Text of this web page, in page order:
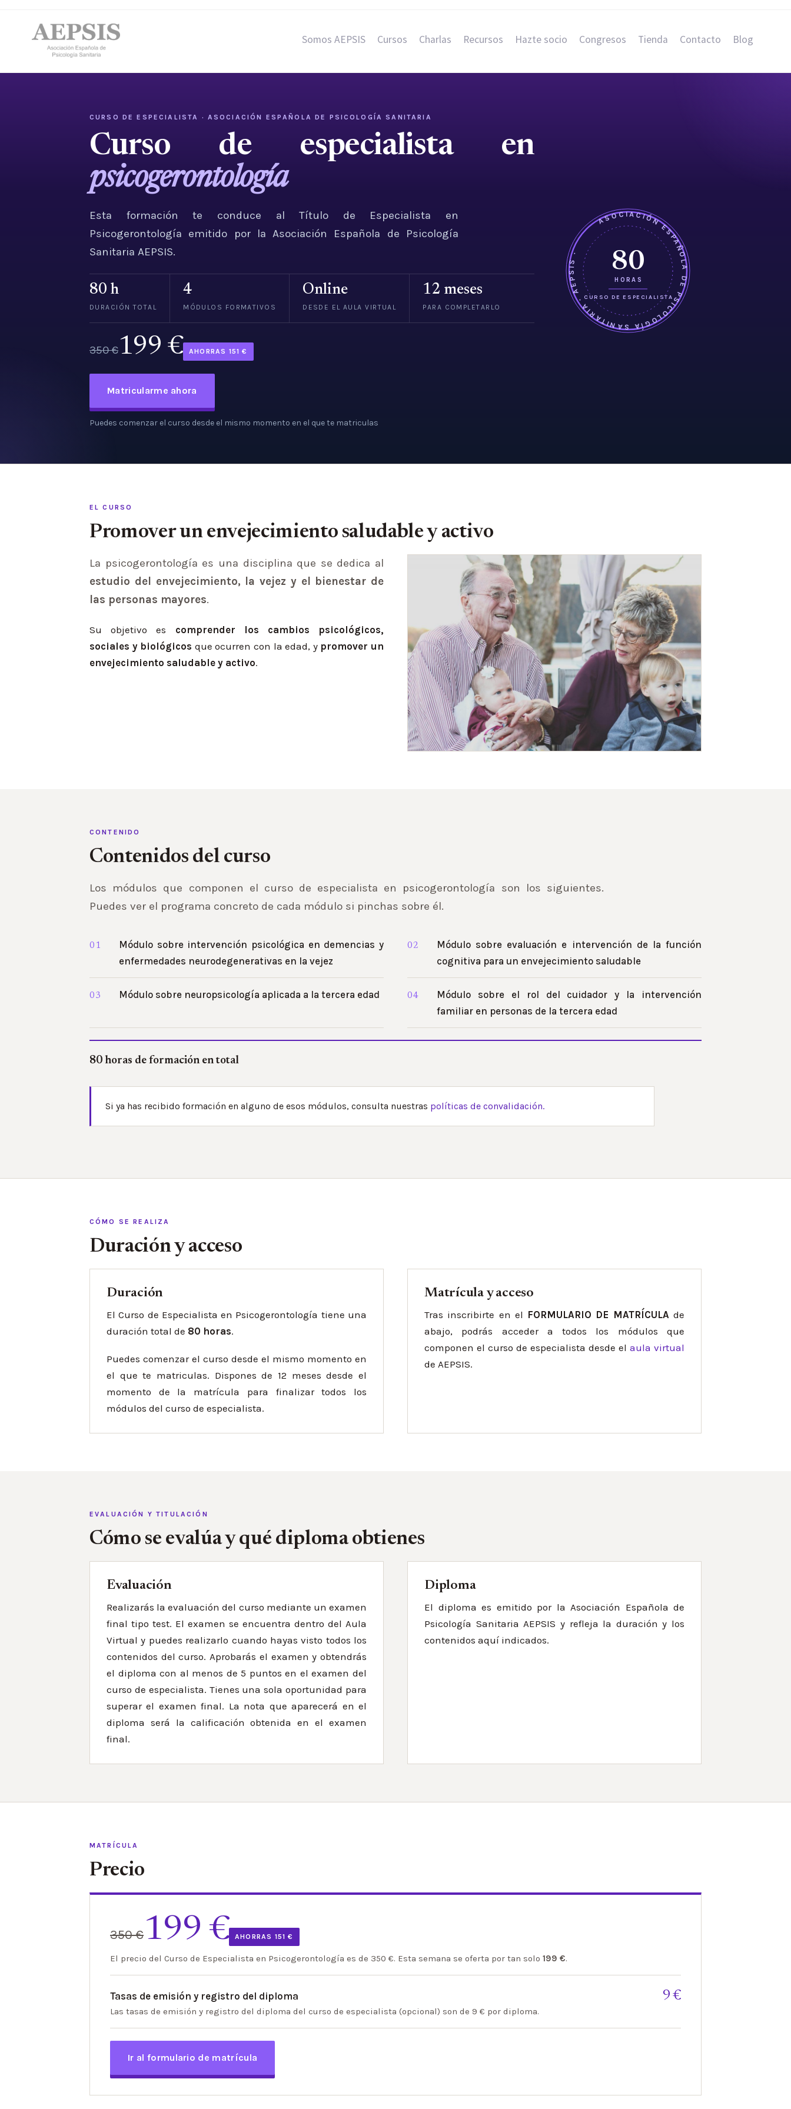
Somos AEPSIS Cursos Charlas Recursos Hazte socio Congresos Tienda Contacto Blog
CURSO DE ESPECIALISTA · ASOCIACIÓN ESPAÑOLA DE PSICOLOGÍA SANITARIA
Curso de especialista en
psicogerontología
Esta formación te conduce al Título de Especialista en
Psicogerontología emitido por la Asociación Española de Psicología
Sanitaria AEPSIS.
80 h
DURACIÓN TOTAL
4
MÓDULOS FORMATIVOS
Online
DESDE EL AULA VIRTUAL
12 meses
PARA COMPLETARLO
350 €199 € AHORRAS 151 €
Matricularme ahora
Puedes comenzar el curso desde el mismo momento en el que te matriculas
ASOCIACIÓN ESPAÑOLA DE PSICOLOGÍA SANITARIA · AEPSIS ·
80
HORAS
CURSO DE ESPECIALISTA
EL CURSO
Promover un envejecimiento saludable y activo
La psicogerontología es una disciplina que se dedica al
estudio del envejecimiento, la vejez y el bienestar de
las personas mayores.
Su objetivo es comprender los cambios psicológicos,
sociales y biológicos que ocurren con la edad, y promover un
envejecimiento saludable y activo.
CONTENIDO
Contenidos del curso
Los módulos que componen el curso de especialista en psicogerontología son los siguientes.
Puedes ver el programa concreto de cada módulo si pinchas sobre él.
Módulo sobre intervención psicológica en demencias y
enfermedades neurodegenerativas en la vejez
Módulo sobre evaluación e intervención de la función
cognitiva para un envejecimiento saludable
Módulo sobre neuropsicología aplicada a la tercera edad
Módulo sobre el rol del cuidador y la intervención
familiar en personas de la tercera edad
80 horas de formación en total
Si ya has recibido formación en alguno de esos módulos, consulta nuestras políticas de convalidación.
CÓMO SE REALIZA
Duración y acceso
Duración
El Curso de Especialista en Psicogerontología tiene una
duración total de 80 horas.
Puedes comenzar el curso desde el mismo momento en
el que te matriculas. Dispones de 12 meses desde el
momento de la matrícula para finalizar todos los
módulos del curso de especialista.
Matrícula y acceso
Tras inscribirte en el FORMULARIO DE MATRÍCULAde
abajo, podrás acceder a todos los módulos que
componen el curso de especialista desde el aula virtual
de AEPSIS.
EVALUACIÓN Y TITULACIÓN
Cómo se evalúa y qué diploma obtienes
Evaluación
Realizarás la evaluación del curso mediante un examen
final tipo test. El examen se encuentra dentro del Aula
Virtual y puedes realizarlo cuando hayas visto todos los
contenidos del curso. Aprobarás el examen y obtendrás
el diploma con al menos de 5 puntos en el examen del
curso de especialista. Tienes una sola oportunidad para
superar el examen final. La nota que aparecerá en el
diploma será la calificación obtenida en el examen
final.
Diploma
El diploma es emitido por la Asociación Española de
Psicología Sanitaria AEPSIS y refleja la duración y los
contenidos aquí indicados.
MATRÍCULA
Precio
350 €199 € AHORRAS 151 €
El precio del Curso de Especialista en Psicogerontología es de 350 €. Esta semana se oferta por tan solo 199 €.
Tasas de emisión y registro del diploma
Las tasas de emisión y registro del diploma del curso de especialista (opcional) son de 9 € por diploma.
9 €
Ir al formulario de matrícula